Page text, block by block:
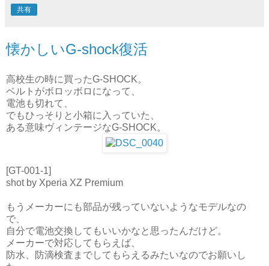
共有
懐かしいG-shock復活
高校生の時に買ったG-SHOCK。
ベルトがボロッボロになって、
電池も切れて、
でもひっそりと小箱に入っていた、
ある意味ヴィンテージなG-SHOCK。
[GT-001-1]
shot by Xperia XZ Premium
もうメーカーにも部品が残っていないようなモデルなの
で、
自分で電池交換してもいいかなと思ったんだけど。
メーカーで対応してもらえば、
防水、防滴検査までしてもらえるみたいなのでお願いし